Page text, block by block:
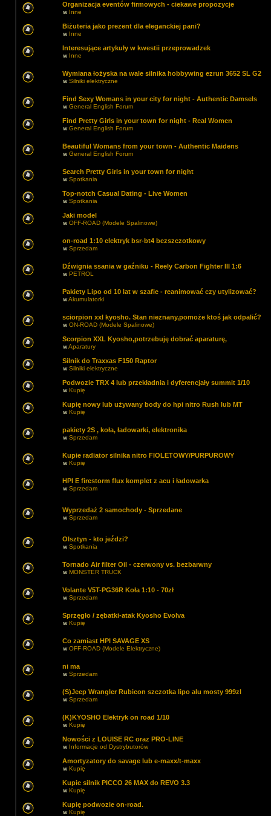
Organizacja eventów firmowych - ciekawe propozycje
w Inne
Biżuteria jako prezent dla eleganckiej pani?
w Inne
Interesujące artykuły w kwestii przeprowadzek
w Inne
Wymiana łożyska na wale silnika hobbywing ezrun 3652 SL G2
wSilniki elektryczne
Find Sexy Womans in your city for night - Authentic Damsels
wGeneral English Forum
Find Pretty Girls in your town for night - Real Women
wGeneral English Forum
Beautiful Womans from your town - Authentic Maidens
wGeneral English Forum
Search Pretty Girls in your town for night
wSpotkania
Top-notch Сasual Dating - Live Women
wSpotkania
Jaki model
wOFF-ROAD (Modele Spalinowe)
on-road 1:10 elektryk bsr-bt4 bezszczotkowy
wSprzedam
Dźwignia ssania w gaźniku - Reely Carbon Fighter III 1:6
wPETROL
Pakiety Lipo od 10 lat w szafie - reanimować czy utylizować?
wAkumulatorki
sciorpion xxl kyosho. Stan nieznany,pomoże ktoś jak odpalić?
wON-ROAD (Modele Spalinowe)
Scorpion XXL Kyosho,potrzebuję dobrać aparaturę,
wAparatury
Silnik do Traxxas F150 Raptor
wSilniki elektryczne
Podwozie TRX 4 lub przekładnia i dyferencjały summit 1/10
wKupię
Kupię nowy lub używany body do hpi nitro Rush lub MT
wKupię
pakiety 2S , koła, ładowarki, elektronika
wSprzedam
Kupie radiator silnika nitro FIOLETOWY/PURPUROWY
wKupię
HPI E firestorm flux komplet z acu i ładowarka
wSprzedam
Wyprzedaż 2 samochody - Sprzedane
wSprzedam
Olsztyn - kto jeździ?
wSpotkania
Tornado Air filter Oil - czerwony vs. bezbarwny
wMONSTER TRUCK
Volante V5T-PG36R Koła 1:10 - 70zł
wSprzedam
Sprzęgło / zębatki-atak Kyosho Evolva
wKupię
Co zamiast HPI SAVAGE XS
wOFF-ROAD (Modele Elektryczne)
ni ma
wSprzedam
(S)Jeep Wrangler Rubicon szczotka lipo alu mosty 999zl
wSprzedam
(K)KYOSHO Elektryk on road 1/10
wKupię
Nowości z LOUISE RC oraz PRO-LINE
w Informacje od Dystrybutorów
Amortyzatory do savage lub e-maxx/t-maxx
wKupię
Kupie silnik PICCO 26 MAX do REVO 3.3
wKupię
Kupię podwozie on-road.
wKupię